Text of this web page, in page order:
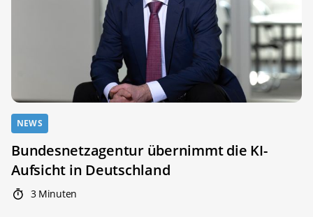
NEWS
Bundesnetzagentur übernimmt die KI-
Aufsicht in Deutschland
3 Minuten